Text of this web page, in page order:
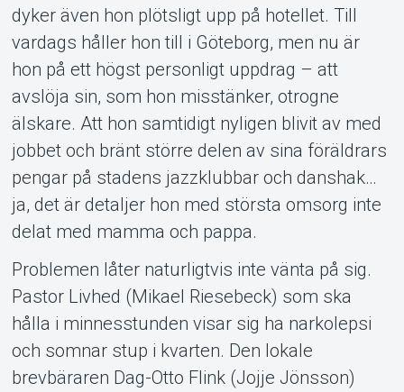
dyker även hon plötsligt upp på hotellet. Till
vardags håller hon till i Göteborg, men nu är
hon på ett högst personligt uppdrag – att
avslöja sin, som hon misstänker, otrogne
älskare. Att hon samtidigt nyligen blivit av med
jobbet och bränt större delen av sina föräldrars
pengar på stadens jazzklubbar och danshak…
ja, det är detaljer hon med största omsorg inte
delat med mamma och pappa.
Problemen låter naturligtvis inte vänta på sig.
Pastor Livhed (Mikael Riesebeck) som ska
hålla i minnesstunden visar sig ha narkolepsi
och somnar stup i kvarten. Den lokale
brevbäraren Dag-Otto Flink (Jojje Jönsson)